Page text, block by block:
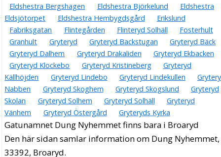
Eldshestra Bergshagen
Eldshestra Björkelund
Eldshestra
Eldsjötorpet
Eldshestra Hembygdsgård
Erikslund
Fabriksgatan
Flintegården Flinteryd Solhäll
Fosterhult
Granhult
Gryteryd Gryteryd Backstugan
Gryteryd Bäck
Gryteryd Dalhem
Gryteryd Drakaliden
Gryteryd Ekbacken
Gryteryd Klockebo
Gryteryd Kristineberg
Gryteryd
Källhöjden
Gryteryd Lindebo Gryteryd Lindekullen
Nabben
Gryteryd Skoghem Gryteryd Skogslund
Gryteryd
Skolan
Gryteryd Solhem Gryteryd Solhäll
Gryteryd
Vänhem
Gryteryd Östergård Gryteryds Kyrka
Gatunamnet Dung Nyhemmet finns bara i Broaryd
Den här sidan samlar information om Dung Nyhemmet,
33392, Broaryd.